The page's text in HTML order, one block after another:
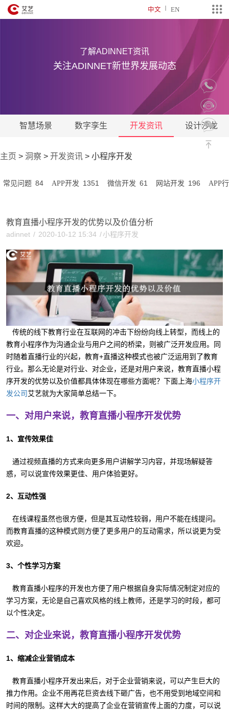
中文 EN
了解ADINNET资讯
关注ADINNET新世界发展动态
智慧场景 数字孪生 开发资讯 设计沙龙
主页 > 洞察 > 开发资讯 > 小程序开发
常见问题 84 APP开发 1351 微信开发 61 网站开发 196 APP
教育直播小程序开发的优势以及价值分析
adinnet / 2020-10-12 15:34 /小程序开发
传统的线下教育行业在互联网的冲击下纷纷向线上转型，而线上的
教育小程序作为沟通企业与用户之间的桥梁，则被广泛开发应用。同
时随着直播行业的兴起，教育+直播这种模式也被广泛运用到了教育
行业。那么无论是对行业、对企业，还是对用户来说，教育直播小程
序开发的优势以及价值都具体体现在哪些方面呢？下面上海小程序开
发公司 艾艺就为大家简单总结一下。
一、对用户来说，教育直播小程序开发优势
1、宣传效果佳
通过视频直播的方式来向更多用户讲解学习内容，并现场解疑答
惑，可以说宣传效果更佳、用户体验更好。
2、互动性强
在线课程虽然也很方便，但是其互动性较弱，用户不能在线提问。
而教育直播的这种模式则方便了更多用户的互动需求，所以说更为受
欢迎。
3、个性学习方案
教育直播小程序的开发也方便了用户根据自身实际情况制定对应的
学习方案，无论是自己喜欢风格的线上教师，还是学习的时段，都可
以个性决定。
二、对企业来说，教育直播小程序开发优势
1、缩减企业营销成本
教育直播小程序开发出来后，对于企业营销来说，可以产生巨大的
推力作用。企业不用再花巨资去线下砸广告，也不用受到地域空间和
时间的限制。这样大大的提高了企业在营销宣传上面的力度，可以说